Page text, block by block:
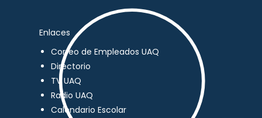
Enlaces
Correo de Empleados UAQ
Directorio
TV UAQ
Radio UAQ
Calendario Escolar